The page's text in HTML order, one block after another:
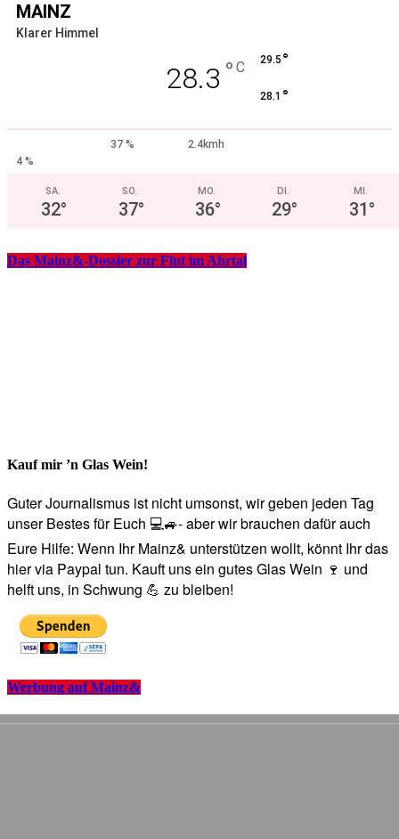
MAINZ
Klarer Himmel
28.3 ° C 29.5 °
28.1 °
37 %
2.4kmh
4 %
SA.
32°
SO.
37°
MO.
36°
DI.
29°
MI.
31°
Das Mainz&-Dossier zur Flut im Ahrtal
Kauf mir ’n Glas Wein!
Guter Journalismus ist nicht umsonst, wir geben jeden Tag
unser Bestes für Euch 💻🚙- aber wir brauchen dafür auch
Eure Hilfe: Wenn Ihr Mainz& unterstützen wollt, könnt Ihr das
hier via Paypal tun. Kauft uns ein gutes Glas Wein 🍷 und
helft uns, in Schwung 💪 zu bleiben!
Werbung auf Mainz&